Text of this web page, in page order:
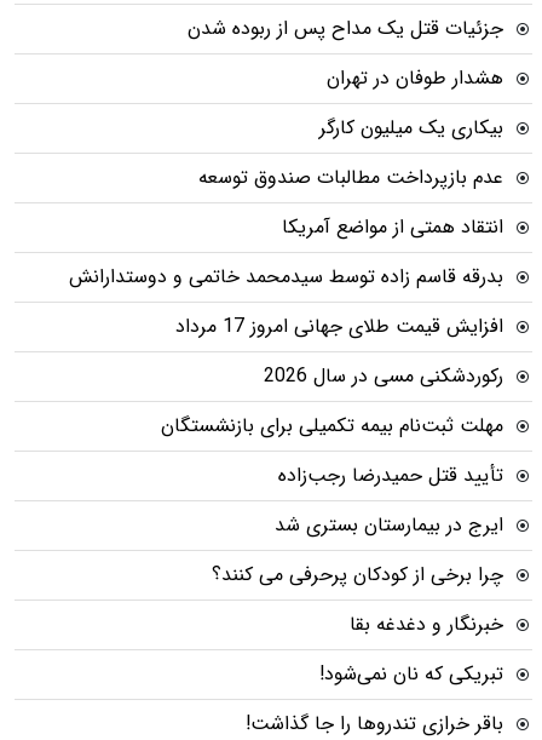
جزئیات قتل یک مداح پس از ربوده شدن
هشدار طوفان در تهران
بیکاری یک میلیون کارگر
عدم بازپرداخت مطالبات صندوق توسعه
انتقاد همتی از مواضع آمریکا
بدرقه قاسم زاده توسط سیدمحمد خاتمی و دوستدارانش
افزایش قیمت طلای جهانی امروز 17 مرداد
رکوردشکنی مسی در سال 2026
مهلت ثبت‌نام بیمه تکمیلی برای بازنشستگان
تأیید قتل حمیدرضا رجب‌زاده
ایرج در بیمارستان بستری شد
چرا برخی از کودکان پرحرفی می کنند؟
خبرنگار و دغدغه بقا
تبریکی که نان نمی‌شود!
باقر خرازی تندروها را جا گذاشت!